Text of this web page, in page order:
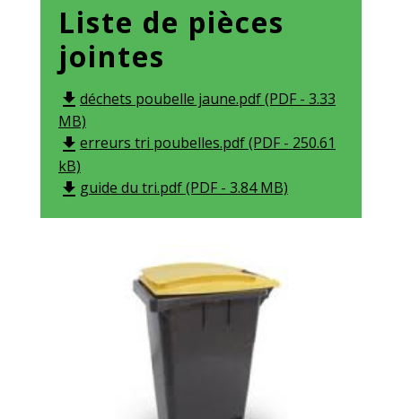
Liste de pièces
jointes
file_download déchets poubelle jaune.pdf (PDF - 3.33
MB)
file_download erreurs tri poubelles.pdf (PDF - 250.61
kB)
file_download guide du tri.pdf (PDF - 3.84 MB)